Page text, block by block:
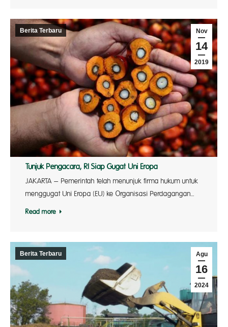
Nov
14
2019
Berita Terbaru
Tunjuk Pengacara, RI Siap Gugat Uni Eropa
JAKARTA – Pemerintah telah menunjuk firma hukum untuk
menggugat Uni Eropa (EU) ke Organisasi Perdagangan…
Read more
Agu
16
2024
Berita Terbaru